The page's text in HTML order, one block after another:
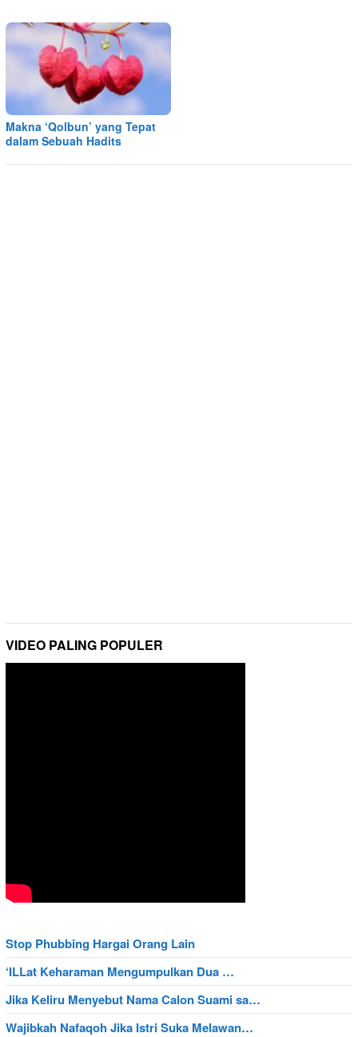
Makna ‘Qolbun’ yang Tepat
dalam Sebuah Hadits
VIDEO PALING POPULER
Stop Phubbing Hargai Orang Lain
‘ILLat Keharaman Mengumpulkan Dua …
Jika Keliru Menyebut Nama Calon Suami sa…
Wajibkah Nafaqoh Jika Istri Suka Melawan…